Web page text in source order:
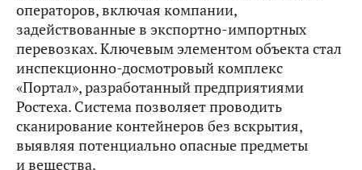
операторов, включая компании,
задействованные в экспортно-импортных
перевозках. Ключевым элементом объекта стал
инспекционно-досмотровый комплекс
«Портал», разработанный предприятиями
Ростеха. Система позволяет проводить
сканирование контейнеров без вскрытия,
выявляя потенциально опасные предметы
и вещества.